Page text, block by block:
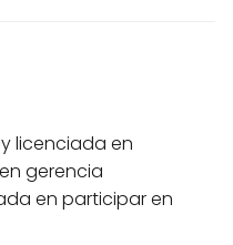
licenciada en
gerencia
en participar en